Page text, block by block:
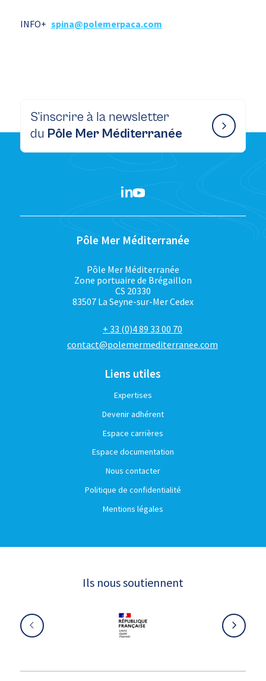
INFO+ spina@polemerpaca.com
S’inscrire à la newsletter
du Pôle Mer Méditerranée
Pôle Mer Méditerranée
Pôle Mer Méditerranée
Zone portuaire de Brégaillon
CS 20330
83507 La Seyne-sur-Mer Cedex
+ 33 (0)4 89 33 00 70
contact@polemermediterranee.com
Liens utiles
Expertises
Devenir adhérent
Espace carrières
Espace documentation
Nous contacter
Politique de confidentialité
Mentions légales
Ils nous soutiennent